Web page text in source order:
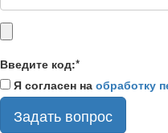
Введите код:*
Я согласен на обработку
Задать вопрос